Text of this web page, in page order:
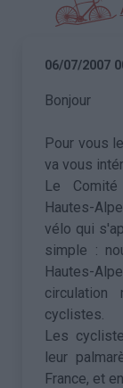
06/07/2007
Bonjour
Pour vous
va vous
Le
Hautes-
vélo qui
simple :
Hautes-
cyclistes.
Les
leur
France, et